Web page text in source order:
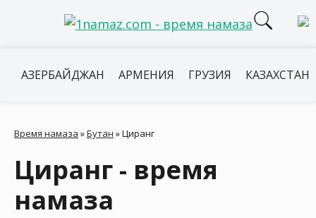
АЗЕРБАЙДЖАН АРМЕНИЯ ГРУЗИЯ КАЗАХСТАН
Время намаза »Бутан »Циранг
Циранг - время
намаза